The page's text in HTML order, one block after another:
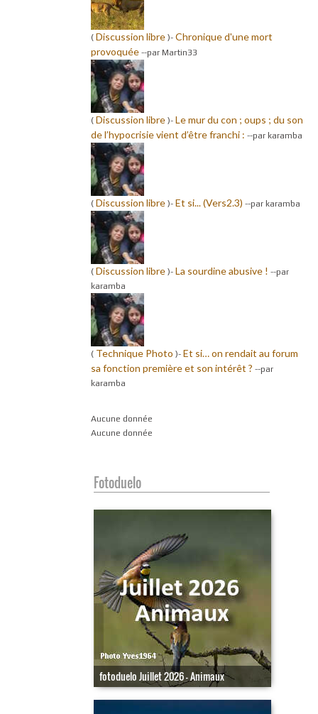
( Discussion libre )- Chronique d'une mort
provoquée --par Martin33
( Discussion libre )- Le mur du con ; oups ; du son
de l’hypocrisie vient d’être franchi : --par karamba
( Discussion libre )- Et si... (Vers2.3) --par karamba
( Discussion libre )- La sourdine abusive ! --par
karamba
( Technique Photo )- Et si… on rendait au forum
sa fonction première et son intérêt ? --par
karamba
Aucune donnée
Aucune donnée
Fotoduelo
fotoduelo Juillet 2026 - Animaux